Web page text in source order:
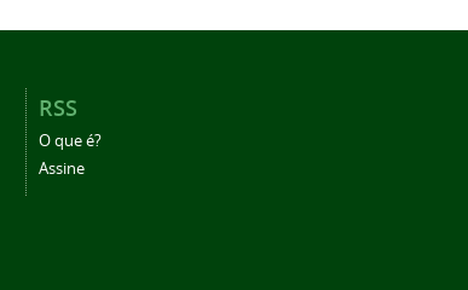
RSS
O que é?
Assine